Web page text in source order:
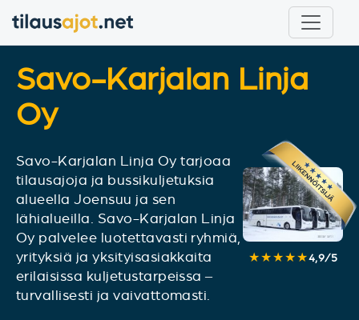
Savo-Karjalan Linja
Oy
Savo-Karjalan Linja Oy tarjoaa
tilausajoja ja bussikuljetuksia
alueella Joensuu ja sen
lähialueilla. Savo-Karjalan Linja
Oy palvelee luotettavasti ryhmiä,
yrityksiä ja yksityisasiakkaita
erilaisissa kuljetustarpeissa –
turvallisesti ja vaivattomasti.
★★★★★4,9/5